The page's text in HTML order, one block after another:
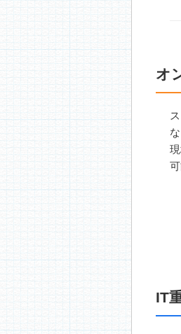
オ
IT